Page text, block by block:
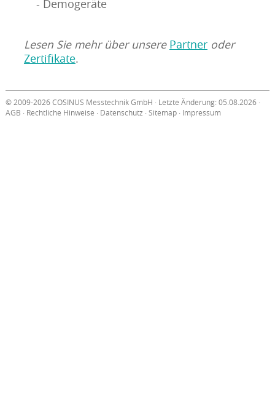
- Demogeräte
Lesen Sie mehr über unsere Partner oder
Zertifikate.
© 2009-2026 COSINUS Messtechnik GmbH · Letzte Änderung: 05.08.2026 ·
AGB · Rechtliche Hinweise · Datenschutz · Sitemap· Impressum